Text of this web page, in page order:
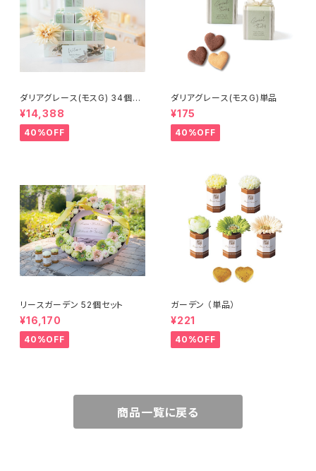
ダリアグレース(モスG) 34個セ
ット
¥14,388
40%OFF
ダリアグレース(モスG)単品
¥175
40%OFF
リースガーデン 52個セット
¥16,170
40%OFF
ガーデン （単品）
¥221
40%OFF
商品一覧に戻る